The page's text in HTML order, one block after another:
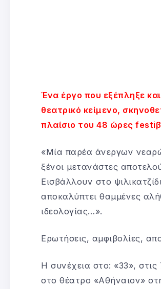
Ένα έργο που εξέπληξε
θεατρικό κείμενο,
πλαίσιο του 48 ώρες
«Μία παρέα άνεργων
ξένοι μετανάστες
Εισβάλλουν στο
αποκαλύπτει θαμμένες
ιδεολογίας…».
Ερωτήσεις, αμφιβολίες,
Η συνέχεια στο: «33»,
στο θέατρο «Αθήναιον»